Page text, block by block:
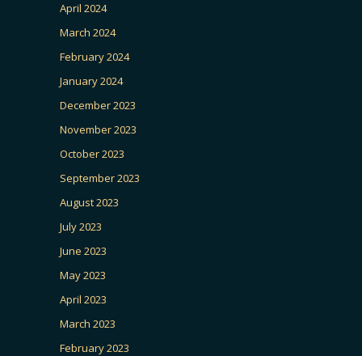
April 2024
March 2024
February 2024
January 2024
December 2023
November 2023
October 2023
September 2023
August 2023
July 2023
June 2023
May 2023
April 2023
March 2023
February 2023